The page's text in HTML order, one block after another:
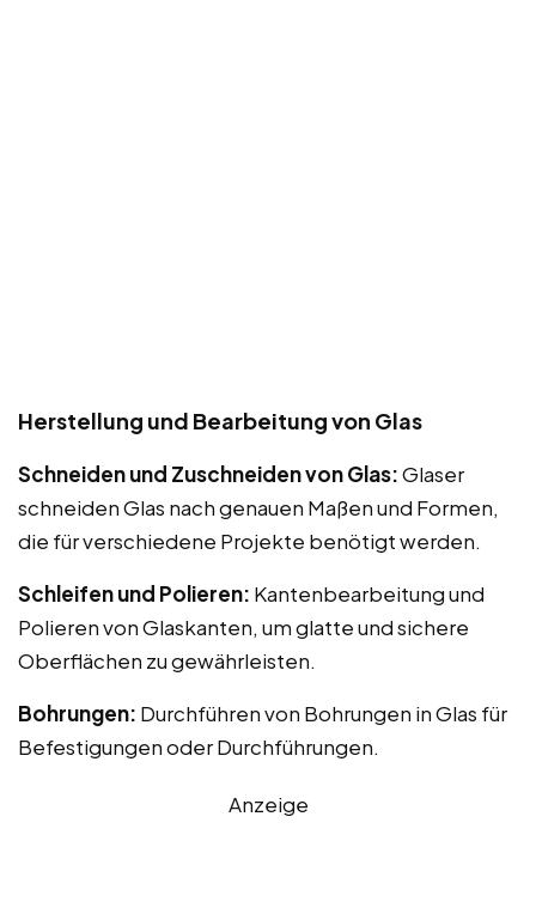
Herstellung und Bearbeitung von Glas
Schneiden und Zuschneiden von Glas:Glaser
schneiden Glas nach genauen Maßen und Formen,
die für verschiedene Projekte benötigt werden.
Schleifen und Polieren: Kantenbearbeitung und
Polieren von Glaskanten, um glatte und sichere
Oberflächen zu gewährleisten.
Bohrungen: Durchführen von Bohrungen in Glas für
Befestigungen oder Durchführungen.
Anzeige